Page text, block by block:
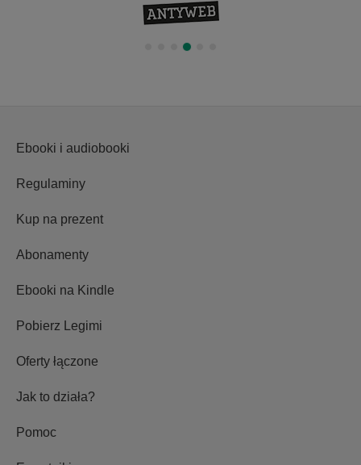
Ebooki i audiobooki
Regulaminy
Kup na prezent
Abonamenty
Ebooki na Kindle
Pobierz Legimi
Oferty łączone
Jak to działa?
Pomoc